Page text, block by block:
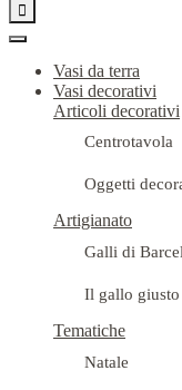

Vasi da terra
Vasi decorativi
Articoli decorativi
Centrotavola
Oggetti
Artigianato
Galli di
Il gallo
Tematiche
Natale